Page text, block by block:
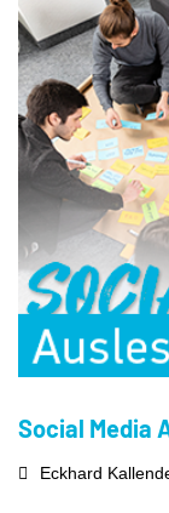
Social Media
Eckhard